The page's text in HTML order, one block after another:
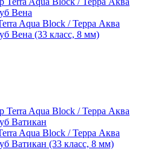
Aqua Block / Терра Аква
Вена (33 класс, 8 мм)
Aqua Block / Терра Аква
Ватикан (33 класс, 8 мм)